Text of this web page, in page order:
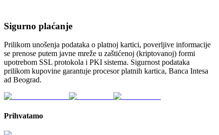
Sigurno plaćanje
Prilikom unošenja podataka o platnoj kartici, poverljive informacije
se prenose putem javne mreže u zaštićenoj (kriptovanoj) formi
upotrebom SSL protokola i PKI sistema. Sigurnost podataka
prilikom kupovine garantuje procesor platnih kartica, Banca Intesa
ad Beograd.
Prihvatamo